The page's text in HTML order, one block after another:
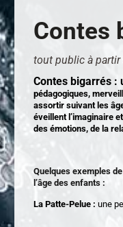
Contes
tout public à partir
Contes bigarrés :
pédagogiques,
assortir suivant les
éveillent l’imaginaire
des émotions, de la
Quelques exemples
l’âge des enfants :
La Patte-Pelue : une